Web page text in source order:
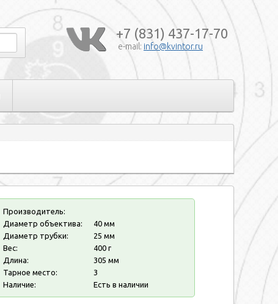
+7 (831) 437-17-70
e-mail: info@kvintor.ru
Производитель:
Диаметр объектива:
40 мм
Диаметр трубки:
25 мм
Вес:
400 г
Длина:
305 мм
Тарное место:
3
Наличие:
Есть в наличии